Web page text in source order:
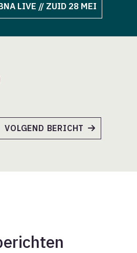
LIVE // ZUID 28 MEI
VOLGEND BERICHT